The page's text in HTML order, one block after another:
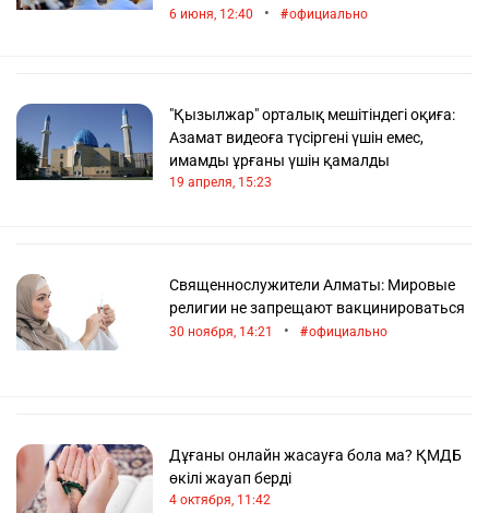
6 июня, 12:40 • официально
"Қызылжар" орталық мешітіндегі оқиға:
Азамат видеоға түсіргені үшін емес,
имамды ұрғаны үшін қамалды
19 апреля, 15:23
Священнослужители Алматы: Мировые
религии не запрещают вакцинироваться
30 ноября, 14:21 • официально
Дұғаны онлайн жасауға бола ма? ҚМДБ
өкілі жауап берді
4 октября, 11:42